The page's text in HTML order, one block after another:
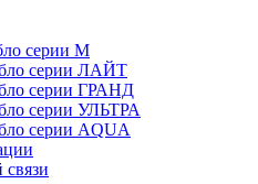
серии М
серии ЛАЙТ
серии ГРАНД
серии УЛЬТРА
серии AQUA